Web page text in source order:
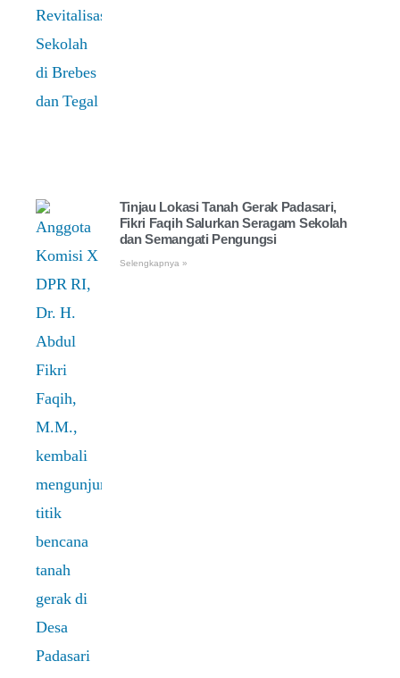
Tinjau Lokasi Tanah Gerak Padasari,
Fikri Faqih Salurkan Seragam Sekolah
dan Semangati Pengungsi
Selengkapnya »